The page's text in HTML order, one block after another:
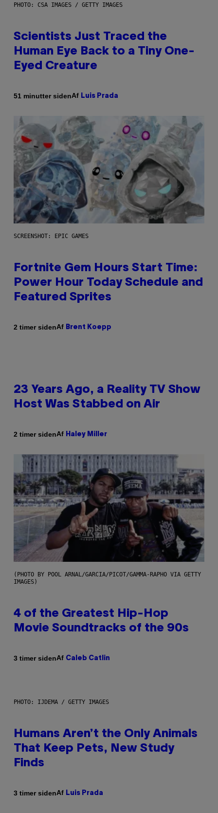
PHOTO: CSA IMAGES / GETTY IMAGES
Scientists Just Traced the
Human Eye Back to a Tiny One-
Eyed Creature
51 minutter sidenAf Luis Prada
SCREENSHOT: EPIC GAMES
Fortnite Gem Hours Start Time:
Power Hour Today Schedule and
Featured Sprites
2 timer sidenAf Brent Koepp
23 Years Ago, a Reality TV Show
Host Was Stabbed on Air
2 timer sidenAf Haley Miller
(PHOTO BY POOL ARNAL/GARCIA/PICOT/GAMMA-RAPHO VIA GETTY
IMAGES)
4 of the Greatest Hip-Hop
Movie Soundtracks of the 90s
3 timer sidenAf Caleb Catlin
PHOTO: IJDEMA / GETTY IMAGES
Humans Aren’t the Only Animals
That Keep Pets, New Study
Finds
3 timer sidenAf Luis Prada